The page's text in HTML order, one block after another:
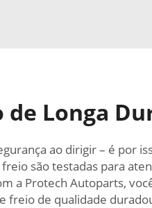
Longa
ao dirigir – é por
são testadas para
a Protech Autoparts,
freio de qualidade